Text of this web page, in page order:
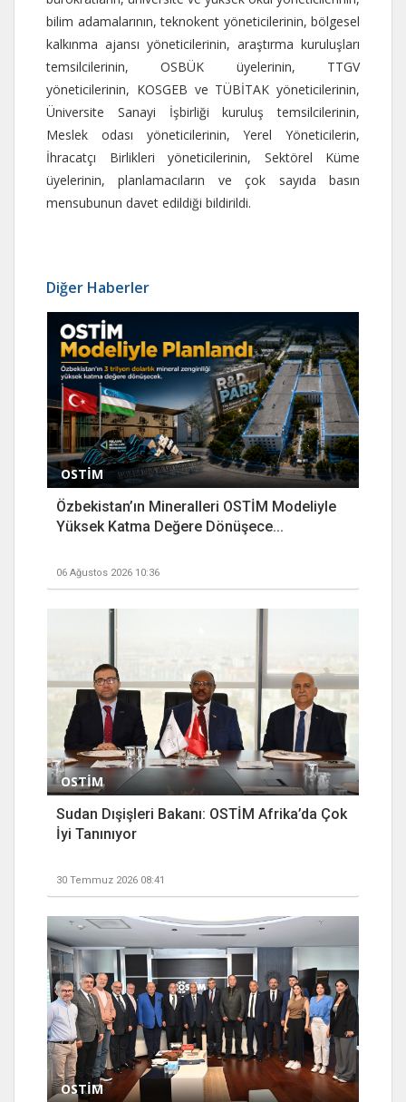
bilim adamalarının, teknokent yöneticilerinin, bölgesel
kalkınma ajansı yöneticilerinin, araştırma kuruluşları
temsilcilerinin, OSBÜK üyelerinin, TTGV
yöneticilerinin, KOSGEB ve TÜBİTAK yöneticilerinin,
Üniversite Sanayi İşbirliği kuruluş temsilcilerinin,
Meslek odası yöneticilerinin, Yerel Yöneticilerin,
İhracatçı Birlikleri yöneticilerinin, Sektörel Küme
üyelerinin, planlamacıların ve çok sayıda basın
mensubunun davet edildiği bildirildi.
Diğer Haberler
OSTİM
Özbekistan’ın Mineralleri OSTİM Modeliyle
Yüksek Katma Değere Dönüşece...
06 Ağustos 2026 10:36
OSTİM
Sudan Dışişleri Bakanı: OSTİM Afrika’da Çok
İyi Tanınıyor
30 Temmuz 2026 08:41
OSTİM